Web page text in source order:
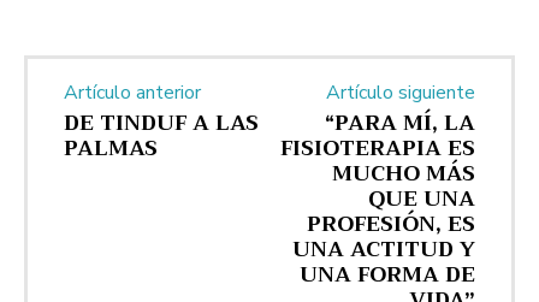
Artículo anterior
DE TINDUF A LAS
PALMAS
Artículo siguiente
“PARA MÍ, LA
FISIOTERAPIA ES
MUCHO MÁS
QUE UNA
PROFESIÓN, ES
UNA ACTITUD Y
UNA FORMA DE